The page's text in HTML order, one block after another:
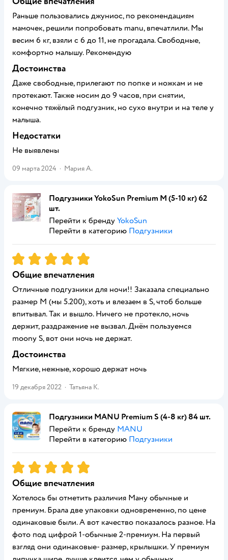
Раньше пользовались джуниос, по рекомендациям
мамочек, решили попробовать manu, впечатлили. Мы
весим 6 кг, взяли с 6 до 11, не прогадала. Свободные,
комфортно малышу. Рекомендую
Достоинства
Даже свободные, прилегают по попке и ножкам и не
протекают. Также носим до 9 часов, при снятии,
конечно тяжёлый подгузник, но сухо внутри и на теле у
малыша.
Недостатки
Не выявлены
09 марта 2024 · Мария А.
Подгузники YokoSun Premium M (5-10 кг) 62
шт.
Перейти к бренду YokoSun
Перейти в категорию Подгузники
Рейтинг:5
Общие впечатления
Отличные подгузники для ночи!! Заказала специально
размер М (мы 5.200), хоть и влезаем в S, чтоб больше
впитывал. Так и вышло. Ничего не протекло, ночь
держит, раздражение не вызвал. Днём пользуемся
moony S, вот они ночь не держат.
Достоинства
Мягкие, нежные, хорошо держат ночь
19 декабря 2022 · Татьяна К.
Подгузники MANU Premium S (4-8 кг) 84 шт.
Перейти к бренду MANU
Перейти в категорию Подгузники
Рейтинг:5
Общие впечатления
Хотелось бы отметить различия Ману обычные и
премиум. Брала две упаковки одновременно, по цене
одинаковые были. А вот качество показалось разное. На
фото под цифрой 1-обычные 2-премиум. На первый
взгляд они одинаковые- размер, крылышки. У премиум